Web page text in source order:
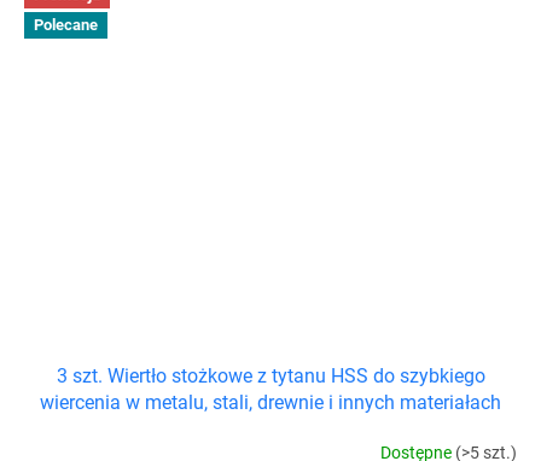
Polecane
3 szt. Wiertło stożkowe z tytanu HSS do szybkiego
wiercenia w metalu, stali, drewnie i innych materiałach
Dostępne (>5 szt.)